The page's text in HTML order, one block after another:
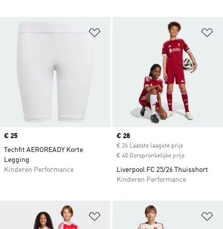
Op verlanglijst zetten
Price
€ 25
Techfit AEROREADY Korte
Legging
Kinderen Performance
Current price
€ 28
€ 26 Laatste laagste prijs
€ 40 Oorspronkelijke prijs
Liverpool FC 25/26 Thuisshort
Kinderen Performance
Op verlanglijst zetten